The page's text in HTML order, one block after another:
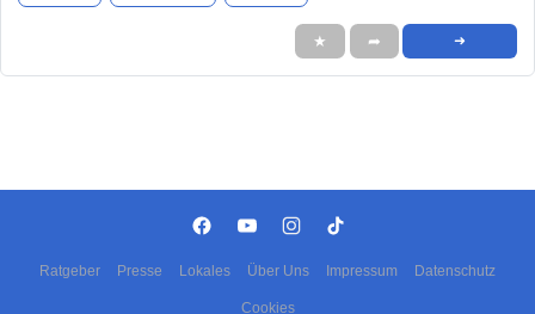
★ ➦ ➜
Ratgeber Presse Lokales Über Uns Impressum Datenschutz
Cookies